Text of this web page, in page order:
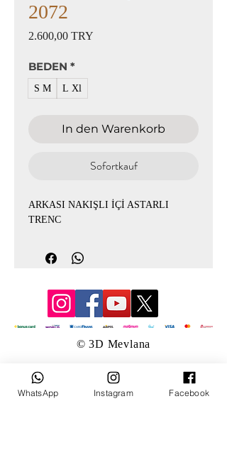
2072
2.600,00 TRY
BEDEN *
S M L Xl
In den Warenkorb
Sofortkauf
ARKASI NAKIŞLI İÇİ ASTARLI
TRENC
© 3D Mevlana
WhatsApp Instagram Facebook